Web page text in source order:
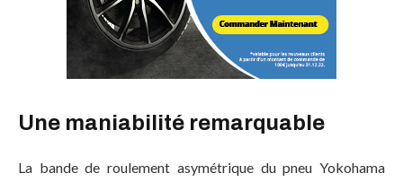
Une maniabilité remarquable
La bande de roulement asymétrique du pneu Yokohama